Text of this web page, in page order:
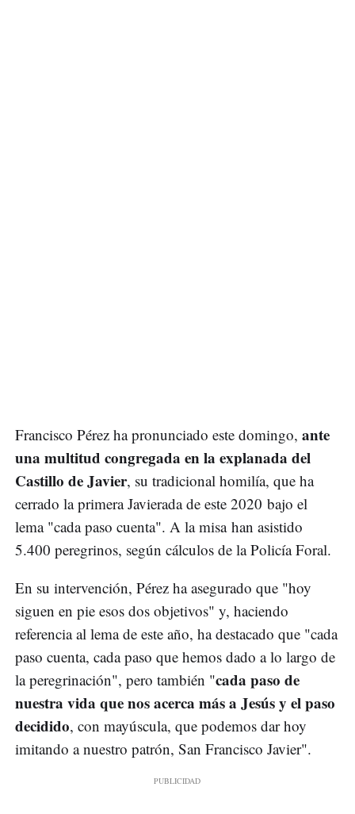
Francisco Pérez ha pronunciado este domingo, ante
una multitud congregada en la explanada del
Castillo de Javier, su tradicional homilía, que ha
cerrado la primera Javierada de este 2020 bajo el
lema "cada paso cuenta". A la misa han asistido
5.400 peregrinos, según cálculos de la Policía Foral.
En su intervención, Pérez ha asegurado que "hoy
siguen en pie esos dos objetivos" y, haciendo
referencia al lema de este año, ha destacado que "cada
paso cuenta, cada paso que hemos dado a lo largo de
la peregrinación", pero también "cada paso de
nuestra vida que nos acerca más a Jesús y el paso
decidido, con mayúscula, que podemos dar hoy
imitando a nuestro patrón, San Francisco Javier".